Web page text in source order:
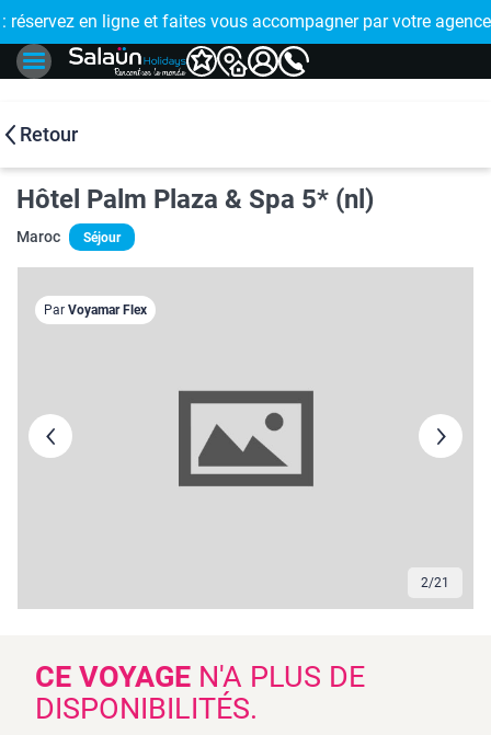
!
: réservez en ligne et faites vous accompagner par votre
🤩
Retour
Hôtel Palm Plaza & Spa 5* (nl)
Maroc Séjour
2/21
Par Voyamar Flex
CE VOYAGE N'A PLUS DE
DISPONIBILITÉS.